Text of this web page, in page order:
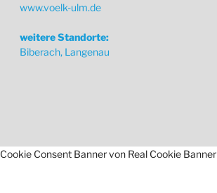
www.voelk-ulm.de
weitere Standorte:
Biberach, Langenau
Cookie Consent Banner von Real Cookie Banner